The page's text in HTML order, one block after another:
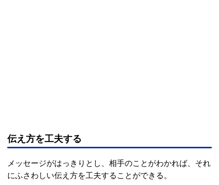
伝え方を工夫する
メッセージがはっきりとし、相手のことがわかれば、それ
にふさわしい伝え方を工夫することができる。